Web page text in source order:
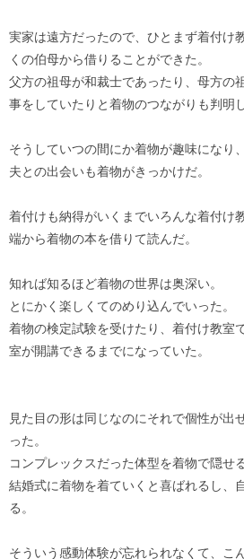
実家は遠方だったので、ひとまず着付け
くの伯母から借りることができた。
父方の祖母が和裁士であったり、母方の
事をしていたりと着物のつながりも判明し
そうしていつの間にか着物が趣味になり
夫との出会いも着物がきっかけだ。
着付けも納得がいくまでいろんな着付け
端から着物の本を借りて読んだ。
知れば知るほど着物の世界は奥深い。
とにかく楽しくてのめり込んでいった。
着物の検定試験を受けたり、着付け教室
室が開講できるまでになっていた。
見た目の形は同じなのにそれで個性が出
った。
コンプレックスだった体型を着物で隠せ
結婚式に着物を着ていくと喜ばれるし、
る。
そういう感動体験が忘れられなくて、こ